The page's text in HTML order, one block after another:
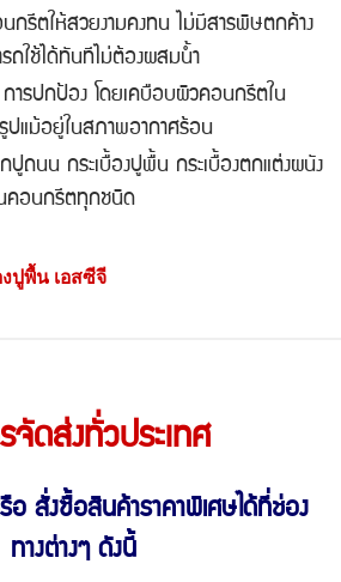
ให้สวยงามคงทน ไม่มีสารพิษตกค้าง
ถใช้ได้ทันทีไม่ต้องผสมน้ำ
ปกป้อง โดยเคบือบผิวคอนกรีตใน
แม้อยู่ในสภาพอากาศร้อน
นน กระเบื้องปูพื้น กระเบื้องตกแต่งผนัง
นคอนกรีตทุกชนิด
ปูพื้น เอสซีจี
จัดส่งทั่วประเทศ
สั่งซื้อสินค้าราคาพิเศษได้ที่ช่อง
ทางต่างๆ ดังนี้